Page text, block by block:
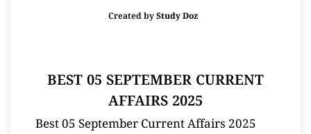
Created byStudy Doz
BEST 05 SEPTEMBER CURRENT
AFFAIRS 2025
Best 05 September Current Affairs 2025